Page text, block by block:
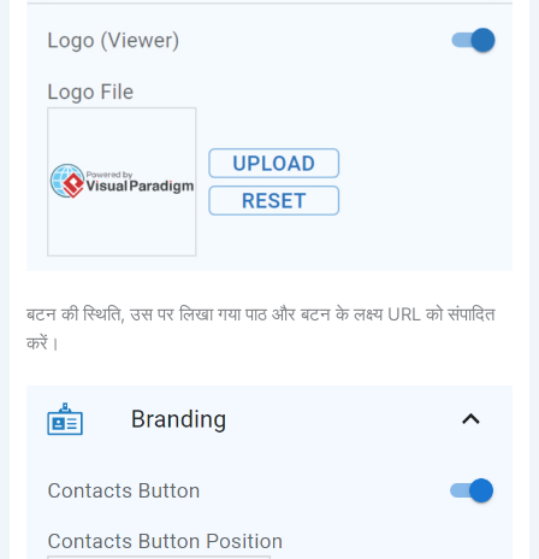
बटन की स्थिति, उस पर लिखा गया पाठ और बटन के लक्ष्य URL को संपादित
करें।